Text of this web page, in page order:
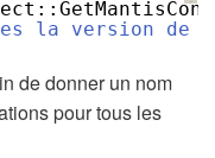
la version de
de donner un nom
pour tous les